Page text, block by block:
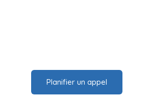
Planifier un appel